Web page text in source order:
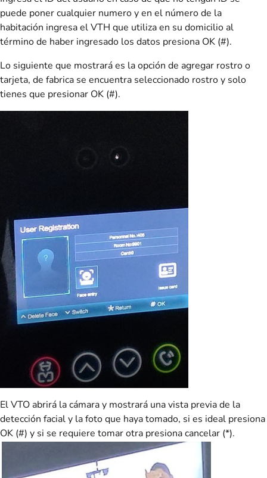
puede poner cualquier numero y en el número de la
habitación ingresa el VTH que utiliza en su domicilio al
término de haber ingresado los datos presiona OK (#).
Lo siguiente que mostrará es la opción de agregar rostro o
tarjeta, de fabrica se encuentra seleccionado rostro y solo
tienes que presionar OK (#).
El VTO abrirá la cámara y mostrará una vista previa de la
detección facial y la foto que haya tomado, si es ideal presiona
OK (#) y si se requiere tomar otra presiona cancelar (*).